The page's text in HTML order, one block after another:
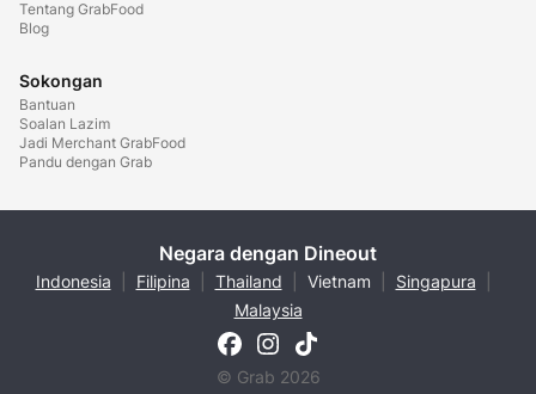
Tentang GrabFood
Blog
Sokongan
Bantuan
Soalan Lazim
Jadi Merchant GrabFood
Pandu dengan Grab
Negara dengan Dineout
Indonesia Filipina Thailand Vietnam Singapura
Malaysia
© Grab 2026